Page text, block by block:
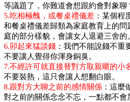
等議題了，你難道會想跟約會對象聊
5.吃相極醜，或餐桌禮儀差 ：某個程
和餐桌禮儀差歸類為家庭教育上的
庭的部分樣貌，會讓女人退避三舍的
6.卯起來猛談錢 ：我們不能說錢不重
不要讓人覺得你渾身銅臭。
7.不經許可就直接替對方取親暱的小
不要裝熟，這只會讓人想翻白眼。
8.跟對方大聊之前的感情關係 ：這麼
對之前的關係念念不忘，一點都不